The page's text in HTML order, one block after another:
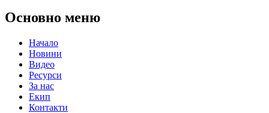
Основно меню
Начало
Новини
Видео
Ресурси
За нас
Екип
Контакти